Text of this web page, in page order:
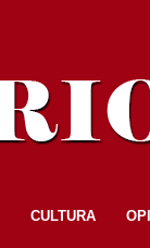
CULTURA